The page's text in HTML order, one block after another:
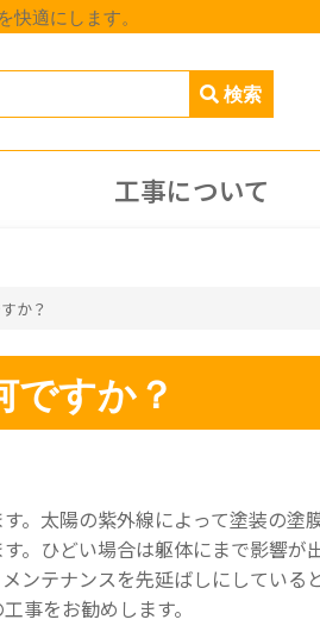
適にします。
工事について
か？
すか？
。太陽の紫外線によって塗装の塗
。ひどい場合は躯体にまで影響
ンテナンスを先延ばしにしてい
事をお勧めします。